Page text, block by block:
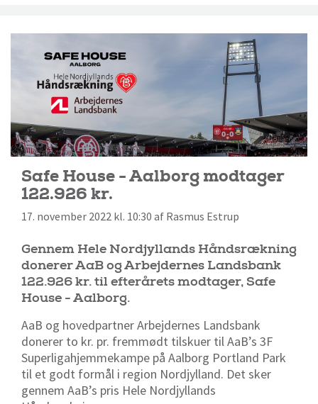
Safe House - Aalborg modtager
122.926 kr.
17. november 2022 kl. 10:30 af Rasmus Estrup
Gennem Hele Nordjyllands Håndsrækning
donerer AaB og Arbejdernes Landsbank
122.926 kr. til efterårets modtager, Safe
House - Aalborg.
AaB og hovedpartner Arbejdernes Landsbank
donerer to kr. pr. fremmødt tilskuer til AaB’s 3F
Superligahjemmekampe på Aalborg Portland Park
til et godt formål i region Nordjylland. Det sker
gennem AaB’s pris Hele Nordjyllands